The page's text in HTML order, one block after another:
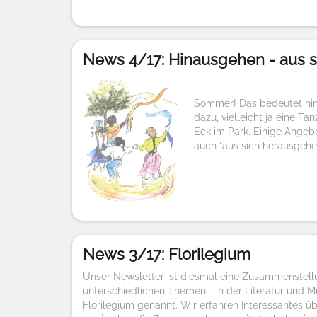
News 4/17: Hinausgehen - aus
Sommer! Das bedeutet
dazu, vielleicht ja eine
Eck im Park. Einige
auch "aus sich
News 3/17: Florilegium
Unser Newsletter ist diesmal eine
unterschiedlichen Themen - in der Literatur und
Florilegium genannt. Wir erfahren Interessantes